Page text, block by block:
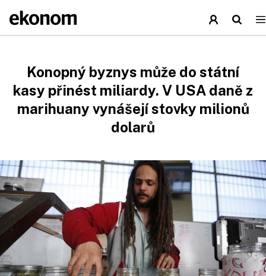
Konopný byznys může do státní
kasy přinést miliardy. V USA daně z
marihuany vynášejí stovky milionů
dolarů